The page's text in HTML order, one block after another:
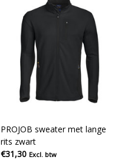
PROJOB sweater met lange
rits zwart
€31,30 Excl. btw